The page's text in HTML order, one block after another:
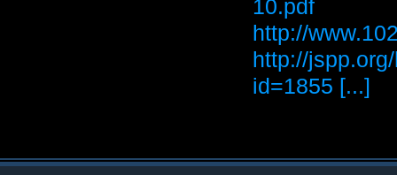
10.pdf
http://
http://
id=1855 [...]